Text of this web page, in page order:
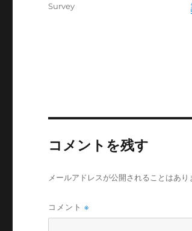
タ
Survey
コメントを残す
メールアドレスが公開されることはあり
コメント※